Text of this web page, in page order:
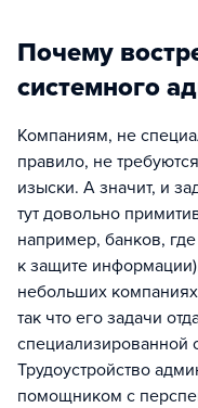
Почему
системного
Компаниям, не
правило, не
изыски. А значит, и
тут довольно
например, банков,
к защите
небольших
так что его задачи
специализированной
Трудоустройство
помощником с